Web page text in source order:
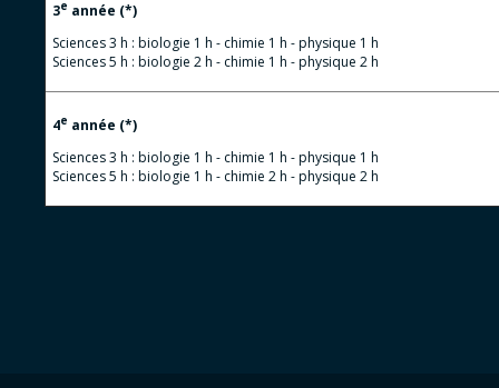
3e année (*)
Sciences 3 h : biologie 1 h - chimie 1 h - physique 1 h
Sciences 5 h : biologie 2 h - chimie 1 h - physique 2 h
4e année (*)
Sciences 3 h : biologie 1 h - chimie 1 h - physique 1 h
Sciences 5 h : biologie 1 h - chimie 2 h - physique 2 h